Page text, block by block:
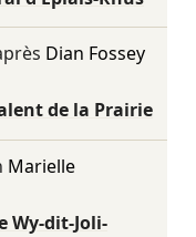
Dian Fossey
de la Prairie
Marielle
Wy-dit-Joli-